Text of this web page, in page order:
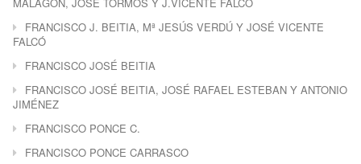
FRANCISCO J. BEITIA, Mª JESÚS VERDÚ Y JOSÉ VICENTE
FALCÓ
FRANCISCO JOSÉ BEITIA
FRANCISCO JOSÉ BEITIA, JOSÉ RAFAEL ESTEBAN Y ANTONIO
JIMÉNEZ
FRANCISCO PONCE C.
FRANCISCO PONCE CARRASCO